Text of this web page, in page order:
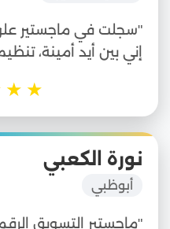
"سجلت في ماجستير
إني بين أيد أمينة،
★
★
نورة الكعبي
أبوظبي
"ماجستير التسويق